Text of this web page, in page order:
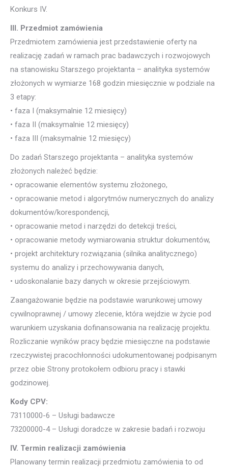
Konkurs IV.
III. Przedmiot zamówienia
Przedmiotem zamówienia jest przedstawienie oferty na
realizację zadań w ramach prac badawczych i rozwojowych
na stanowisku Starszego projektanta – analityka systemów
złożonych w wymiarze 168 godzin miesięcznie w podziale na
3 etapy:
• faza I (maksymalnie 12 miesięcy)
• faza II (maksymalnie 12 miesięcy)
• faza III (maksymalnie 12 miesięcy)
Do zadań Starszego projektanta – analityka systemów
złożonych należeć będzie:
• opracowanie elementów systemu złożonego,
• opracowanie metod i algorytmów numerycznych do analizy
dokumentów/korespondencji,
• opracowanie metod i narzędzi do detekcji treści,
• opracowanie metody wymiarowania struktur dokumentów,
• projekt architektury rozwiązania (silnika analitycznego)
systemu do analizy i przechowywania danych,
• udoskonalanie bazy danych w okresie przejściowym.
Zaangażowanie będzie na podstawie warunkowej umowy
cywilnoprawnej / umowy zlecenie, która wejdzie w życie pod
warunkiem uzyskania dofinansowania na realizację projektu.
Rozliczanie wyników pracy będzie miesięczne na podstawie
rzeczywistej pracochłonności udokumentowanej podpisanym
przez obie Strony protokołem odbioru pracy i stawki
godzinowej.
Kody CPV:
73110000-6 – Usługi badawcze
73200000-4 – Usługi doradcze w zakresie badań i rozwoju
IV. Termin realizacji zamówienia
Planowany termin realizacji przedmiotu zamówienia to od